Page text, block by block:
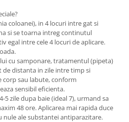
coloanei), in 4 locuri intre gat si
si se toarna intreg continutul
egal intre cele 4 locuri de aplicare.
cu samponare, tratamentul (pipeta)
de distanta in zile intre timp si
corp sau labute, conform
sensibil eficienta.
5 zile dupa baie (ideal 7), urmand sa
48 ore. Aplicarea mai rapida duce
nule ale substantei antiparazitare.